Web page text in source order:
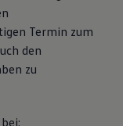
Termin zum
den
zu